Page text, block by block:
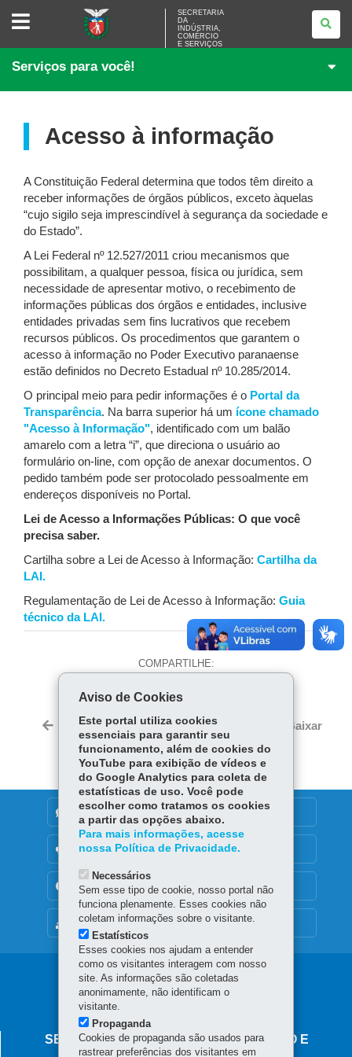
SECRETARIA
INDÚSTRIA,
COMÉRCIO
SERVIÇOS
SECRETARIA
DA
INDÚSTRIA,
COMÉRCIO
E SERVIÇOS
Serviços para você!
Acesso à informação
A Constituição Federal determina que todos têm direito a
receber informações de órgãos públicos, exceto àquelas
“cujo sigilo seja imprescindível à segurança da sociedade e
do Estado”.
A Lei Federal nº 12.527/2011 criou mecanismos que
possibilitam, a qualquer pessoa, física ou jurídica, sem
necessidade de apresentar motivo, o recebimento de
informações públicas dos órgãos e entidades, inclusive
entidades privadas sem fins lucrativos que recebem
recursos públicos. Os procedimentos que garantem o
acesso à informação no Poder Executivo paranaense
estão definidos no Decreto Estadual nº 10.285/2014.
O principal meio para pedir informações é o Portal da
Transparência. Na barra superior há um ícone chamado
"Acesso à Informação", identificado com um balão
amarelo com a letra “i”, que direciona o usuário ao
formulário on-line, com opção de anexar documentos. O
pedido também pode ser protocolado pessoalmente em
endereços disponíveis no Portal.
Lei de Acesso a Informações Públicas: O que você
precisa saber.
Cartilha sobre a Lei de Acesso à Informação: Cartilha da
LAI.
Regulamentação de Lei de Acesso à Informação: Guia
técnico da LAI.
COMPARTILHE:
ce
bo
ok
tter
Ap
p
Voltar Início Imprimir Baixar
MAPA DO SITE
DENUNCIE CORRUPÇÃO
OUVIDORIA
TRANSPARÊNCIA INSTITUCIONAL
Navegação
principal
SECRETARIA DA INDÚSTRIA, COMÉRCIO E
Aviso de Cookies
Este portal utiliza cookies
essenciais para garantir seu
funcionamento, além de cookies do
YouTube para exibição de vídeos e
do Google Analytics para coleta de
estatísticas de uso. Você pode
escolher como tratamos os cookies
a partir das opções abaixo.
Para mais informações, acesse
nossa Política de Privacidade.
Necessários
Sem esse tipo de cookie, nosso portal não
funciona plenamente. Esses cookies não
coletam informações sobre o visitante.
Estatísticos
Esses cookies nos ajudam a entender
como os visitantes interagem com nosso
site. As informações são coletadas
anonimamente, não identificam o
visitante.
Propaganda
Cookies de propaganda são usados para
rastrear preferências dos visitantes em